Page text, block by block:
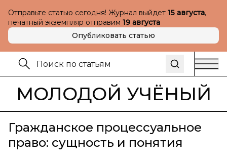
Отправьте статью сегодня! Журнал выйдет 15 августа,
печатный экземпляр отправим 19 августа
Опубликовать статью
МОЛОДОЙ УЧЁНЫЙ
Гражданское процессуальное
право: сущность и понятия